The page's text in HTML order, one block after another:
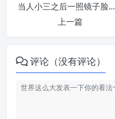
当人小三之后一照镜子脸色发青像行尸走肉 | 纵欲危害
上一篇
评论（没有评论）